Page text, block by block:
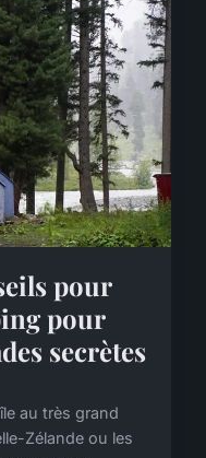
pour
pour
secrètes
au très grand
Zélande ou les